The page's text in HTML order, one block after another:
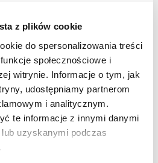
z plików cookie
do spersonalizowania treści
społecznościowe i
witrynie. Informacje o tym, jak
udostępniamy partnerom
i analitycznym.
te informacje z innymi danymi
uzyskanymi podczas
zagłówka przedniego
do podłączenia
występuje równieżfabryczne
zintegrowane z oparciem
akcesoriów może być
przygotowanym punkcie, zależnie
oraz konkretnego numeru